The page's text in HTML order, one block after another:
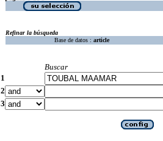
Refinar la búsqueda
Base de datos : article
Buscar
1
2
3